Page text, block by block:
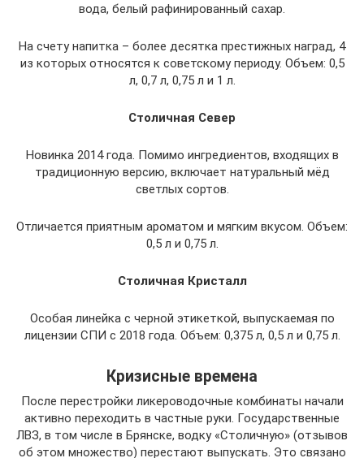
вода, белый рафинированный сахар.
На счету напитка – более десятка престижных наград, 4
из которых относятся к советскому периоду. Объем: 0,5
л, 0,7 л, 0,75 л и 1 л.
Столичная Север
Новинка 2014 года. Помимо ингредиентов, входящих в
традиционную версию, включает натуральный мёд
светлых сортов.
Отличается приятным ароматом и мягким вкусом. Объем:
0,5 л и 0,75 л.
Столичная Кристалл
Особая линейка с черной этикеткой, выпускаемая по
лицензии СПИ с 2018 года. Объем: 0,375 л, 0,5 л и 0,75 л.
Кризисные времена
После перестройки ликероводочные комбинаты начали
активно переходить в частные руки. Государственные
ЛВЗ, в том числе в Брянске, водку «Столичную» (отзывов
об этом множество) перестают выпускать. Это связано